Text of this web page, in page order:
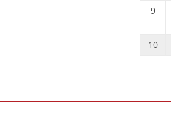
9
10